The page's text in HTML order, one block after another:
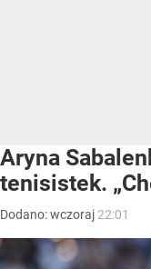
Aryna
tenisistek.
Dodano:wczoraj 22:01